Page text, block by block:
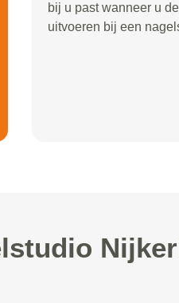
bij u past wanneer u
uitvoeren bij een